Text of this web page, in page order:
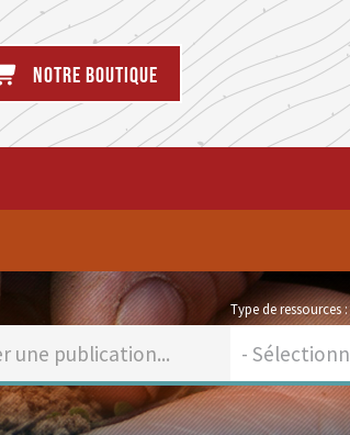
Notre boutique
Type de ressources :